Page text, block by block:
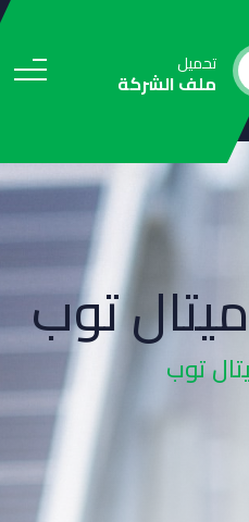
تحميل
ملف الشركة
توب
توب